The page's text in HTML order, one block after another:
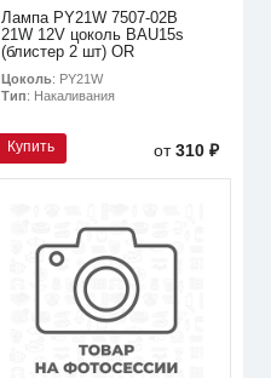
Лампа PY21W 7507-02B
21W 12V цоколь BAU15s
(блистер 2 шт) OR
Цоколь: PY21W
Тип: Накаливания
Купить от310 ₽